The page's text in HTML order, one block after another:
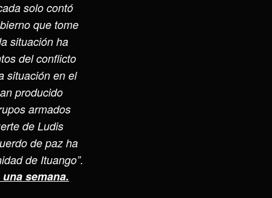
solo contó
que tome
situación ha
del conflicto
situación en el
producido
armados
de Ludis
de paz ha
de Ituango”.
semana.